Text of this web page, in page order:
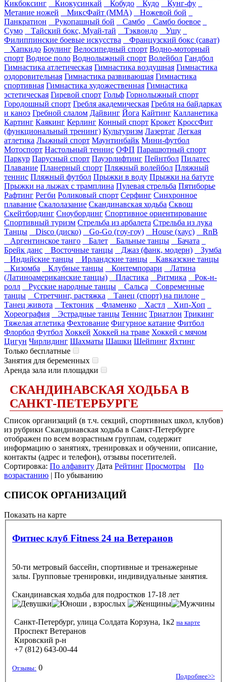
Кикбоксинг
Киокусинкай Кобудо Кудо
Кунг-фу
Метание ножей
МиксФайт (ММА)
Ножевой бой
Панкратион
Рукопашный бой Самбо
Самбо боевое
Сумо
Тайский бокс, Муай-тай Тэквондо
Ушу
Филиппинские боевые искусства
Французский бокс (сават)
Хапкидо Боулинг Велосипедный спорт Водно-моторный
спорт Водное поло Воднолыжный спорт Волейбол Гандбол
Гимнастика атлетическая Гимнастика воздушная Гимнастика
оздоровительная Гимнастика развивающая Гимнастика
спортивная Гимнастика художественная Гимнастика
эстетическая Гиревой спорт Гольф Горнолыжный спорт
Городошный спорт Гребля академическая Гребля на байдарках
и каноэ Гребной слалом Дайвинг Йога Кайтинг Калланетика
Картинг Каякинг Керлинг Конный спорт Крокет КроссФит
(функциональный тренинг) Культуризм Лазертаг Легкая
атлетика Лыжный спорт Маунтинбайк Мини-футбол
Мотоспорт Настольный теннис ОФП Парашютный спорт
Паркур Парусный спорт Пауэрлифтинг Пейнтбол Пилатес
Плавание Планерный спорт Пляжный волейбол Пляжный
теннис Пляжный футбол Прыжки в воду Прыжки на батуте
Прыжки на лыжах с трамплина Пулевая стрельба Пятиборье
Рафтинг Регби Роликовый спорт Серфинг Синхронное
плавание Скалолазание Скандинавская ходьба Сквош
Скейтбординг Сноубординг Спортивное ориентирование
Спортивный туризм Стрельба из арбалета Стрельба из лука
Танцы
Disco (диско) Go-Go (гоу-гоу) House (хаус)
RnB
Аргентинское танго
Балет Бальные танцы
Бачата
Брейк данс
Восточные танцы Джаз (фанк, модерн)
Зумба
Индийские танцы
Ирландские танцы
Кавказские танцы
Кизомба
Клубные танцы Контемпорари
Латина
(Латиноамериканские танцы)
Пластика Ритмика
Рок-н-
ролл
Русские народные танцы Сальса
Современные
танцы
Стретчинг, растяжка
Танец (спорт) на пилоне
Танец живота
Тектоник Фламенко Хастл
Хип-Хоп
Хореография
Эстрадные танцы Теннис Триатлон Трикинг
Тяжелая атлетика Фехтование Фигурное катание Фитбол
Флорбол Футбол Хоккей Хоккей на траве Хоккей с мячом
Цигун Чирлидинг Шахматы Шашки Шейпинг Яхтинг
Только бесплатные
Занятия для беременных
Аренда зала или площадки
СКАНДИНАВСКАЯ ХОДЬБА В
САНКТ-ПЕТЕРБУРГЕ
Список организаций (в т.ч. секций, спортивных школ, клубов)
из рубрики Скандинавская ходьба в Санкт-Петербурге
отображен по всем возрастным группам, содержит
информацию о занятиях, тренировках и обучении, описание,
контакты (адрес и телефон), отзывы посетителей.
Сортировка: По алфавиту Дата Рейтинг Просмотры
По
возрастанию | По убыванию
СПИСОК ОРГАНИЗАЦИЙ
Показать на карте
Фитнес клуб Fitness 24 на Ветеранов
50-ти метровый бассейн, спортивные и тренажерные
залы. Групповые тренировки, индивидуальные занятия.
Скандинавская ходьба для подростков 17-18 лет
, взрослых
Санкт-Петербург, улица Солдата Корзуна, 1к2 на карте
Проспект Ветеранов
Кировский р-н
+7 (812) 643-00-44
Отзывы: 0
Подробнее>>